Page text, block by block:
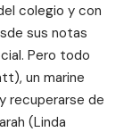
colegio y con
sus notas
Pero todo
un marine
recuperarse de
(Linda